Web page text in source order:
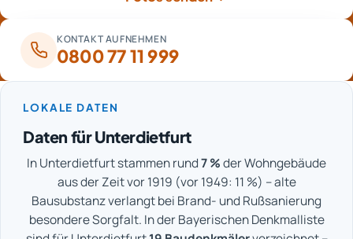
KONTAKT AUFNEHMEN
0800 77 11 999
LOKALE DATEN
Daten für Unterdietfurt
In Unterdietfurt stammen rund7 %der Wohngebäude
aus der Zeit vor 1919 (vor 1949: 11 %) – alte
Bausubstanz verlangt bei Brand- und Rußsanierung
besondere Sorgfalt. In der Bayerischen Denkmalliste